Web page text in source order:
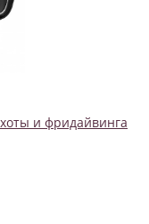
и фридайвинга